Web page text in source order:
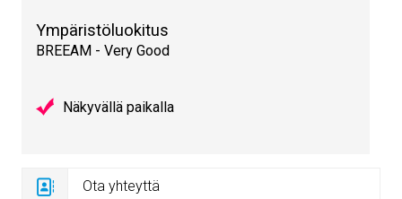
Ympäristöluokitus
BREEAM - Very Good
Näkyvällä paikalla
Ota yhteyttä